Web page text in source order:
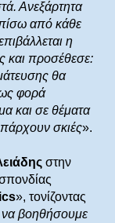
Ανεξάρτητα
πίσω από κάθε
η
και προσέθεσε:
θα
φορά
και σε θέματα
σκιές».
στην
», τονίζοντας
να βοηθήσουμε